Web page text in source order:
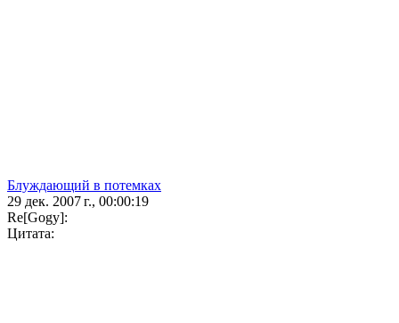
Блуждающий в потемках
29 дек. 2007 г., 00:00:19
Re[Gogy]:
Цитата: